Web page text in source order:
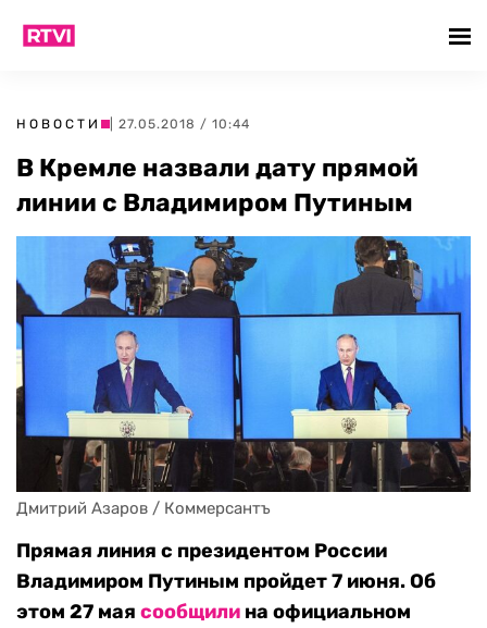
НОВОСТИ | 27.05.2018 / 10:44
В Кремле назвали дату прямой
линии с Владимиром Путиным
Дмитрий Азаров / Коммерсантъ
Прямая линия с президентом России
Владимиром Путиным пройдет 7 июня. Об
этом 27 мая сообщили на официальном